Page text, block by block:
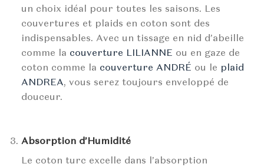
un choix idéal pour toutes les saisons. Les
couvertures et plaids en coton sont des
indispensables. Avec un tissage en nid d’abeille
comme la couverture LILIANNE ou en gaze de
coton comme la couverture ANDRÉ ou le plaid
ANDREA, vous serez toujours enveloppé de
douceur.
Absorption d’Humidité
Le coton turc excelle dans l’absorption